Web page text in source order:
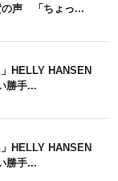
の声 「ちょっ...
HELLY HANSEN
勝手...
HELLY HANSEN
勝手...